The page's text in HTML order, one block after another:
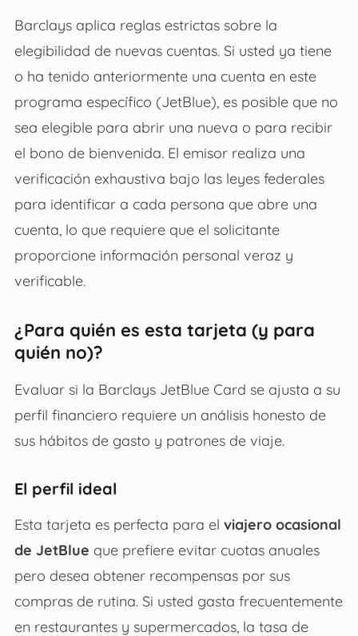
Barclays aplica reglas estrictas sobre la
elegibilidad de nuevas cuentas. Si usted ya tiene
o ha tenido anteriormente una cuenta en este
programa específico (JetBlue), es posible que no
sea elegible para abrir una nueva o para recibir
el bono de bienvenida. El emisor realiza una
verificación exhaustiva bajo las leyes federales
para identificar a cada persona que abre una
cuenta, lo que requiere que el solicitante
proporcione información personal veraz y
verificable.
¿Para quién es esta tarjeta (y para
quién no)?
Evaluar si la Barclays JetBlue Card se ajusta a su
perfil financiero requiere un análisis honesto de
sus hábitos de gasto y patrones de viaje.
El perfil ideal
Esta tarjeta es perfecta para el viajero ocasional
de JetBlue que prefiere evitar cuotas anuales
pero desea obtener recompensas por sus
compras de rutina. Si usted gasta frecuentemente
en restaurantes y supermercados, la tasa de